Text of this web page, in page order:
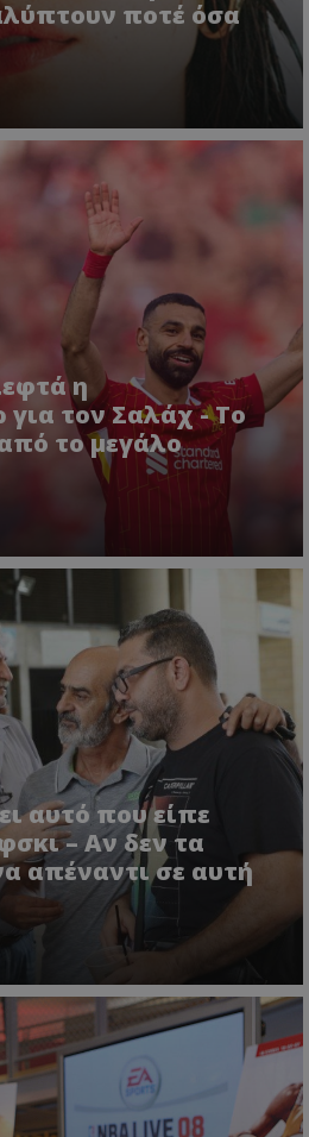
ποτέ όσα
η
τον Σαλάχ - Το
το μεγάλο
αυτό που είπε
– Αν δεν τα
απέναντι σε αυτή